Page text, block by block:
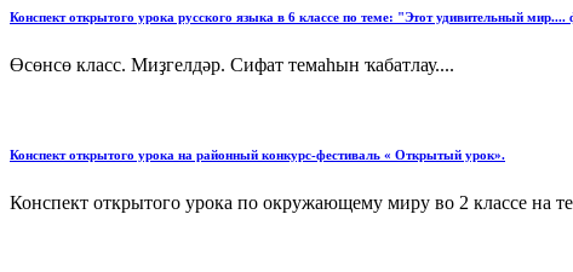
Конспект открытого урока русского языка в 6 классе по теме: "Этот удивительный
Өсөнсө класс. Миҙгелдәр. Сифат темаһын ҡабатлау....
Конспект открытого урока на районный конкурс-фестиваль « Открытый урок».
Конспект открытого урока по окружающему миру во 2 классе на